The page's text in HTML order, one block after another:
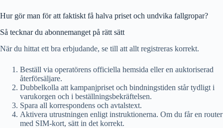
Hur gör man för att faktiskt få halva priset och undvika fallgropar?
Så tecknar du abonnemanget på rätt sätt
När du hittat ett bra erbjudande, se till att allt registreras korrekt.
Beställ via operatörens officiella hemsida eller en auktoriserad
återförsäljare.
Dubbelkolla att kampanjpriset och bindningstiden står tydligt i
varukorgen och i beställningsbekräftelsen.
Spara all korrespondens och avtalstext.
Aktivera utrustningen enligt instruktionerna. Om du får en router
med SIM-kort, sätt in det korrekt.